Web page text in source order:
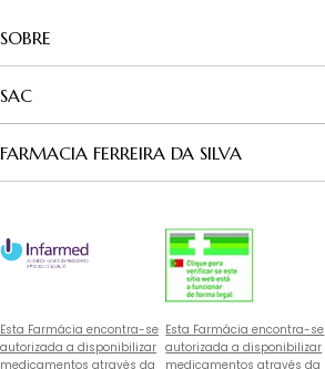
SOBRE
SAC
FARMACIA FERREIRA DA SILVA
Esta Farmácia encontra-se
autorizada a disponibilizar
medicamentos através da
Esta Farmácia encontra-se
autorizada a disponibilizar
medicamentos através da